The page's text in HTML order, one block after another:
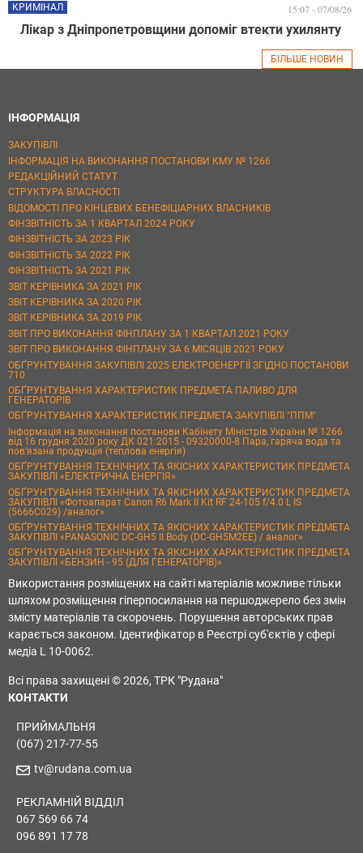
Лікар з Дніпропетровщини допоміг втекти ухилянту
КРИМІНАЛ 15:07 - 07/08/26
БІЛЬШЕ НОВИН
ІНФОРМАЦІЯ
ЗАКУПІВЛІ
ІНФОРМАЦІЯ НА ВИКОНАННЯ ПОСТАНОВИ КМУ № 1266
РЕДАКЦІЙНИЙ СТАТУТ
СТРУКТУРА ВЛАСНОСТІ
ВІДОМОСТІ ПРО КІНЦЕВИХ БЕНЕФІЦІАРНИХ ВЛАСНИКІВ
ФІНЗВІТНІСТЬ ЗА 1 КВАРТАЛ 2024 РОКУ
ФІНЗВІТНІСТЬ ЗА 2023 РІК
ФІНЗВІТНІСТЬ ЗА 2022 РІК
ФІНЗВІТНІСТЬ ЗА 2021 РІК
ЗВІТ КЕРІВНИКА ЗА 2021 РІК
ЗВІТ КЕРІВНИКА ЗА 2020 РІК
ЗВІТ КЕРІВНИКА ЗА 2019 РІК
ЗВІТ ПРО ВИКОНАННЯ ФІНПЛАНУ ЗА 1 КВАРТАЛ 2021 РОКУ
ЗВІТ ПРО ВИКОНАННЯ ФІНПЛАНУ ЗА 6 МІСЯЦІВ 2021 РОКУ
ОБҐРУНТУВАННЯ ЗАКУПІВЛІ 2025 ЕЛЕКТРОЕНЕРГІЇ ЗГІДНО ПОСТАНОВИ
710
ОБҐРУНТУВАННЯ ХАРАКТЕРИСТИК ПРЕДМЕТА ПАЛИВО ДЛЯ
ГЕНЕРАТОРІВ
ОБҐРУНТУВАННЯ ХАРАКТЕРИСТИК ПРЕДМЕТА ЗАКУПІВЛІ "ППМ"
Інформація на виконання постанови Кабінету Міністрів України № 1266
від 16 грудня 2020 року ДК 021:2015 - 09320000-8 Пара, гаряча вода та
пов’язана продукція (теплова енергія)
ОБҐРУНТУВАННЯ ТЕХНІЧНИХ ТА ЯКІСНИХ ХАРАКТЕРИСТИК ПРЕДМЕТА
ЗАКУПІВЛІ «ЕЛЕКТРИЧНА ЕНЕРГІЯ»
ОБҐРУНТУВАННЯ ТЕХНІЧНИХ ТА ЯКІСНИХ ХАРАКТЕРИСТИК ПРЕДМЕТА
ЗАКУПІВЛІ «Фотоапарат Canon R6 Mark II Kit RF 24-105 f/4.0 L IS
(5666C029) /аналог»
ОБҐРУНТУВАННЯ ТЕХНІЧНИХ ТА ЯКІСНИХ ХАРАКТЕРИСТИК ПРЕДМЕТА
ЗАКУПІВЛІ «PANASONIC DC-GH5 II Body (DC-GH5M2EE) / аналог»
ОБҐРУНТУВАННЯ ТЕХНІЧНИХ ТА ЯКІСНИХ ХАРАКТЕРИСТИК ПРЕДМЕТА
ЗАКУПІВЛІ «БЕНЗИН - 95 (ДЛЯ ГЕНЕРАТОРІВ)»
Використання розміщених на сайті матеріалів можливе тільки
шляхом розміщення гіперпосилання на першоджерело без змін
змісту матеріалів та скорочень. Порушення авторських прав
карається законом. Ідентифікатор в Реєстрі суб'єктів у сфері
медіа L 10-0062.
Всі права захищені © 2026, ТРК "Рудана"
КОНТАКТИ
ПРИЙМАЛЬНЯ
(067) 217-77-55
tv@rudana.com.ua
РЕКЛАМНІЙ ВІДДІЛ
067 569 66 74
096 891 17 78